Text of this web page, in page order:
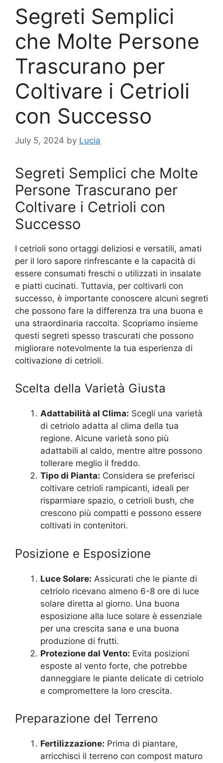
Segreti Semplici
che Molte Persone
Trascurano per
Coltivare i Cetrioli
con Successo
July 5, 2024 by Lucia
Segreti Semplici che Molte
Persone Trascurano per
Coltivare i Cetrioli con
Successo
I cetrioli sono ortaggi deliziosi e versatili, amati
per il loro sapore rinfrescante e la capacità di
essere consumati freschi o utilizzati in insalate
e piatti cucinati. Tuttavia, per coltivarli con
successo, è importante conoscere alcuni segreti
che possono fare la differenza tra una buona e
una straordinaria raccolta. Scopriamo insieme
questi segreti spesso trascurati che possono
migliorare notevolmente la tua esperienza di
coltivazione di cetrioli.
Scelta della Varietà Giusta
Adattabilità al Clima: Scegli una varietà
di cetriolo adatta al clima della tua
regione. Alcune varietà sono più
adattabili al caldo, mentre altre possono
tollerare meglio il freddo.
Tipo di Pianta: Considera se preferisci
coltivare cetrioli rampicanti, ideali per
risparmiare spazio, o cetrioli bush, che
crescono più compatti e possono essere
coltivati in contenitori.
Posizione e Esposizione
Luce Solare: Assicurati che le piante di
cetriolo ricevano almeno 6-8 ore di luce
solare diretta al giorno. Una buona
esposizione alla luce solare è essenziale
per una crescita sana e una buona
produzione di frutti.
Protezione dal Vento: Evita posizioni
esposte al vento forte, che potrebbe
danneggiare le piante delicate di cetriolo
e compromettere la loro crescita.
Preparazione del Terreno
Fertilizzazione: Prima di piantare,
arricchisci il terreno con compost maturo